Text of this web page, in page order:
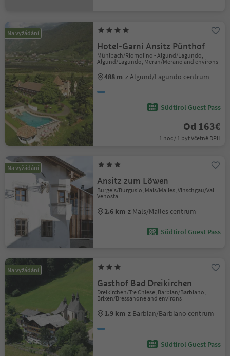
Na vyžádání
Hotel-Garni Ansitz Pünthof
Mühlbach/Riomolino - Algund/Lagundo,
Algund/Lagundo, Meran/Merano and environs
488 m z Algund/Lagundo centrum
Südtirol Guest Pass
Od 163€
1 noc / 1 byt Včetně DPH
Na vyžádání
Ansitz zum Löwen
Burgeis/Burgusio, Mals/Malles, Vinschgau/Val
Venosta
2.6 km z Mals/Malles centrum
Südtirol Guest Pass
Na vyžádání
Gasthof Bad Dreikirchen
Dreikirchen/Tre Chiese, Barbian/Barbiano,
Brixen/Bressanone and environs
1.9 km z Barbian/Barbiano centrum
Südtirol Guest Pass